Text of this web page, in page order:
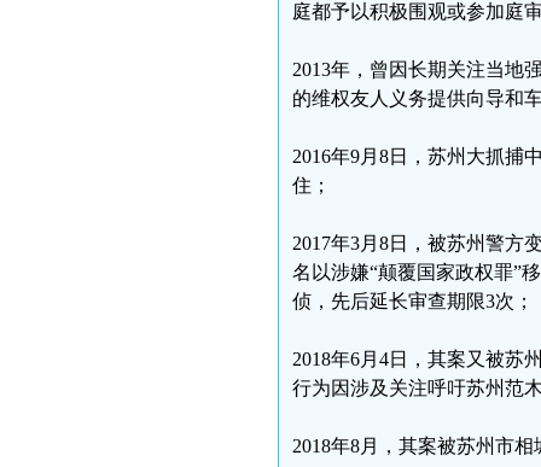
庭都予以积极围观或参加庭
2013年，曾因长期关注当地
的维权友人义务提供向导和
2016年9月8日，苏州大抓捕
住；
2017年3月8日，被苏州警方
名以涉嫌“颠覆国家政权罪”
侦，先后延长审查期限3次；
2018年6月4日，其案又被苏
行为因涉及关注呼吁苏州范
2018年8月，其案被苏州市